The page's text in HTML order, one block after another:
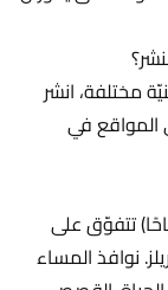
مختلفة، انشر
المواقع في
منشورات الصباح (9–11 صباحًا) تتفوّق على
نوافذ المساء